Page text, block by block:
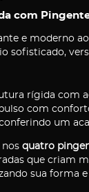
com
e moderno
sofisticado,
rígida com
com
um
nos quatro
que criam
sua forma e